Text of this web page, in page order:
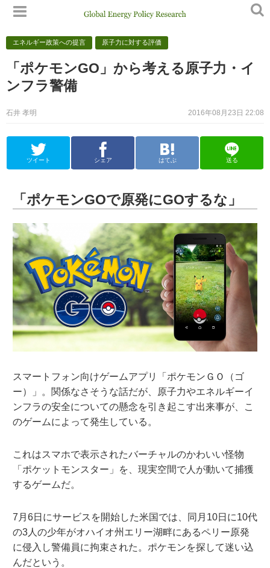
エネルギー政策への提言 原子力に対する評価
「ポケモンGO」から考える原子力・イ
ンフラ警備
2016年08月23日 22:08
石井 孝明
ツイート シェア はてぶ 送る
「ポケモンGOで原発にGOするな」
スマートフォン向けゲームアプリ「ポケモンＧＯ（ゴ
ー）」。関係なさそうな話だが、原子力やエネルギーイ
ンフラの安全についての懸念を引き起こす出来事が、こ
のゲームによって発生している。
これはスマホで表示されたバーチャルのかわいい怪物
「ポケットモンスター」を、現実空間で人が動いて捕獲
するゲームだ。
7月6日にサービスを開始した米国では、同月10日に10代
の3人の少年がオハイオ州エリー湖畔にあるペリー原発
に侵入し警備員に拘束された。ポケモンを探して迷い込
んだという。